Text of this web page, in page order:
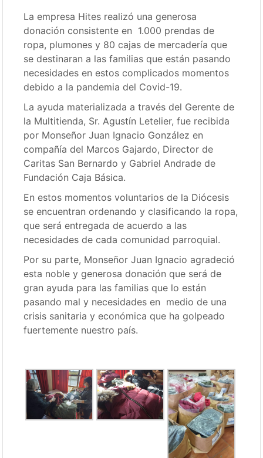
La empresa Hites realizó una generosa
donación consistente en 1.000 prendas de
ropa, plumones y 80 cajas de mercadería que
se destinaran a las familias que están pasando
necesidades en estos complicados momentos
debido a la pandemia del Covid-19.
La ayuda materializada a través del Gerente de
la Multitienda, Sr. Agustín Letelier, fue recibida
por Monseñor Juan Ignacio González en
compañía del Marcos Gajardo, Director de
Caritas San Bernardo y Gabriel Andrade de
Fundación Caja Básica.
En estos momentos voluntarios de la Diócesis
se encuentran ordenando y clasificando la ropa,
que será entregada de acuerdo a las
necesidades de cada comunidad parroquial.
Por su parte, Monseñor Juan Ignacio agradeció
esta noble y generosa donación que será de
gran ayuda para las familias que lo están
pasando mal y necesidades en medio de una
crisis sanitaria y económica que ha golpeado
fuertemente nuestro país.